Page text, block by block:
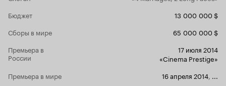
Бюджет
13 000 000 $
Сборы в мире
65 000 000 $
Премьера в
России
17 июля 2014
«Cinema Prestige»
Премьера в мире
16 апреля 2014